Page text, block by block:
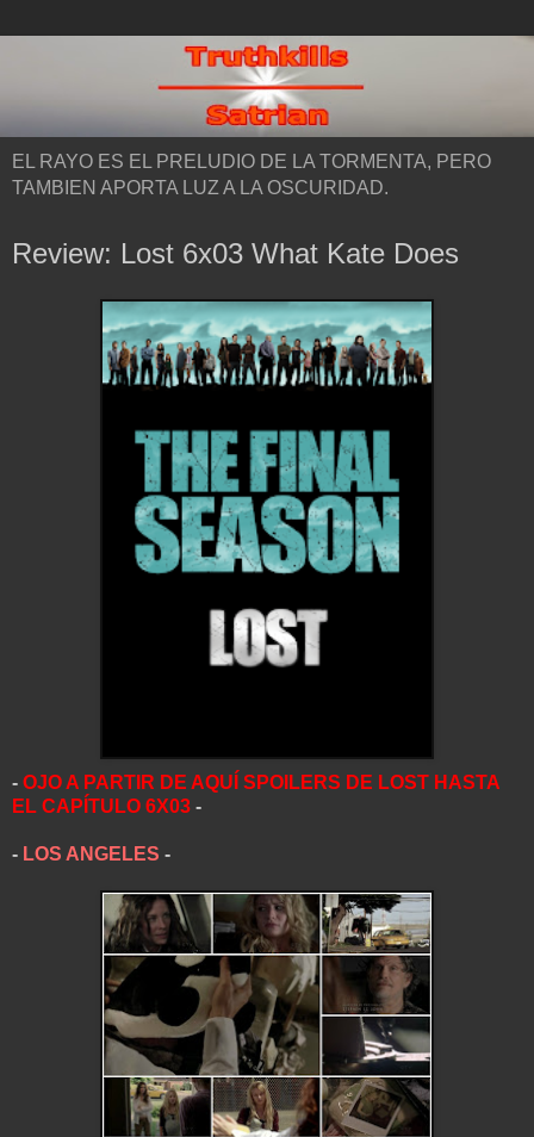
EL RAYO ES EL PRELUDIO DE LA TORMENTA, PERO
TAMBIEN APORTA LUZ A LA OSCURIDAD.
Review: Lost 6x03 What Kate Does
- OJO A PARTIR DE AQUÍ SPOILERS DE LOST HASTA
EL CAPÍTULO 6X03 -
- LOS ANGELES -